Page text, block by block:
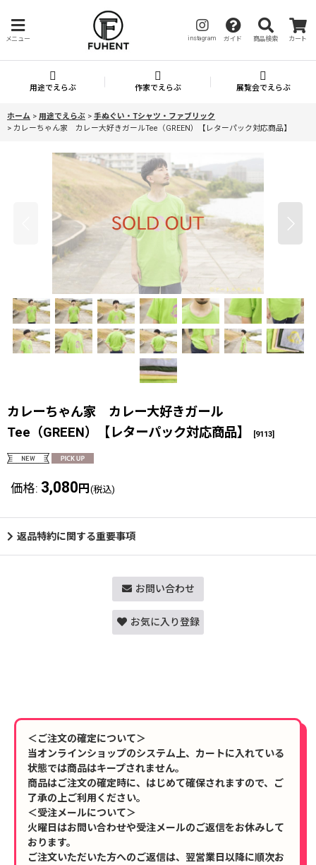
メニュー instagram ガイド 商品検索 カート
用途でえらぶ 作家でえらぶ 展覧会でえらぶ
ホーム > 用途でえらぶ > 手ぬぐい・Tシャツ・ファブリック
> カレーちゃん家 カレー大好きガールTee（GREEN）【レターパック対応商品】
カレーちゃん家 カレー大好きガール
Tee（GREEN）【レターパック対応商品】
[9113]
価格: 3,080 円 (税込)
返品特約に関する重要事項
お問い合わせ
お気に入り登録
＜ご注文の確定について＞
当オンラインショップのシステム上、カートに入れている
状態では商品はキープされません。
商品はご注文の確定時に、はじめて確保されますので、ご
了承の上ご利用ください。
＜受注メールについて＞
火曜日はお問い合わせや受注メールのご返信をお休みして
おります。
ご注文いただいた方へのご返信は、翌営業日以降に順次お